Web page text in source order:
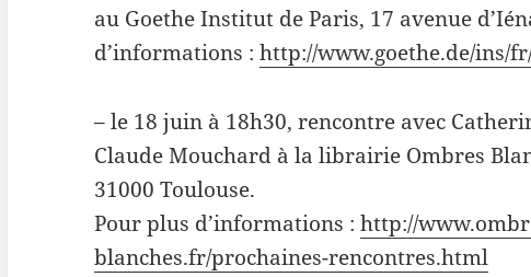
au Goethe Institut de Paris, 17 avenue
d’informations :http://www.goethe.de/ins/
– le 18 juin à 18h30, rencontre avec
Claude Mouchard à la librairie Ombres
31000 Toulouse.
Pour plus d’informations :http://
blanches.fr/prochaines-rencontres.html